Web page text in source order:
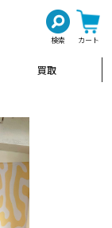
検索 カート
買取